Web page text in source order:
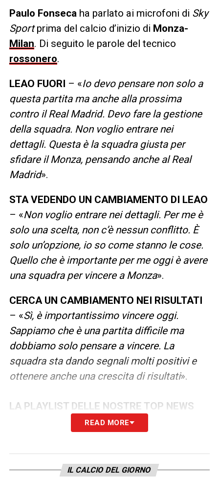
Paulo Fonseca ha parlato ai microfoni di Sky
Sportprima del calcio d’inizio di Monza-
Milan. Di seguito le parole del tecnico
rossonero.
LEAO FUORI – «Io devo pensare non solo a
questa partita ma anche alla prossima
contro il Real Madrid. Devo fare la gestione
della squadra. Non voglio entrare nei
dettagli. Questa è la squadra giusta per
sfidare il Monza, pensando anche al Real
Madrid».
STA VEDENDO UN CAMBIAMENTO DI LEAO
– «Non voglio entrare nei dettagli. Per me è
solo una scelta, non c’è nessun conflitto. È
solo un’opzione, io so come stanno le cose.
Quello che è importante per me oggi è avere
una squadra per vincere a Monza».
CERCA UN CAMBIAMENTO NEI RISULTATI
– «Sì, è importantissimo vincere oggi.
Sappiamo che è una partita difficile ma
dobbiamo solo pensare a vincere. La
squadra sta dando segnali molti positivi e
ottenere anche una crescita di risultati».
LA PLAYLIST DELLE NOSTRE TOP NEWS
READ MORE
IL CALCIO DEL GIORNO